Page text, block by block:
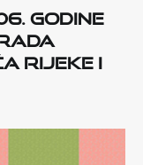
godine
Rijeke i